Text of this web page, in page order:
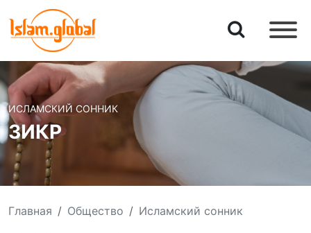
ИСЛАМСКИЙ СОННИК
ЗИКР
Главная Общество Исламский сонник